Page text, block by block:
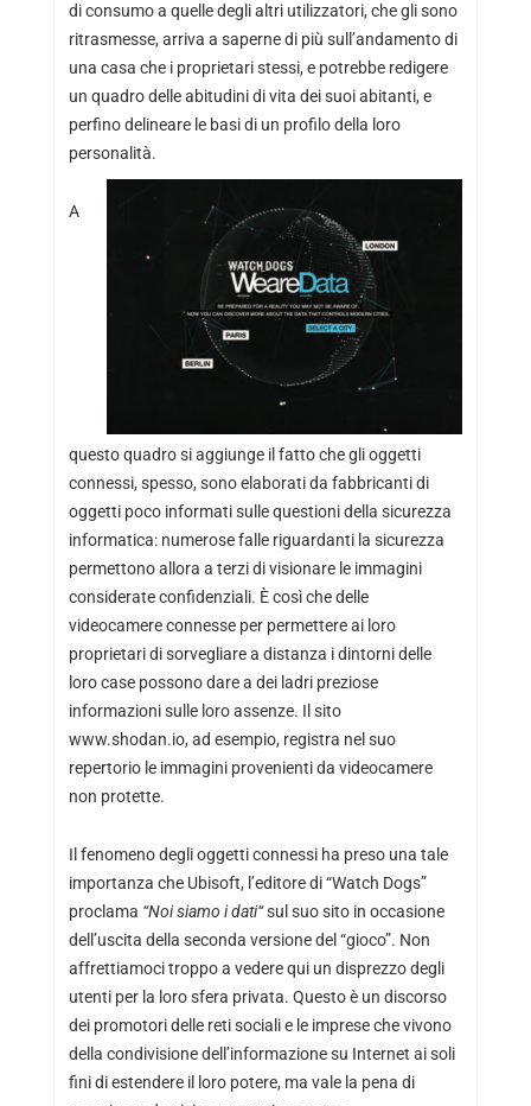
di consumo a quelle degli altri utilizzatori, che gli sono
ritrasmesse, arriva a saperne di più sull’andamento di
una casa che i proprietari stessi, e potrebbe redigere
un quadro delle abitudini di vita dei suoi abitanti, e
perfino delineare le basi di un profilo della loro
personalità.
A
questo quadro si aggiunge il fatto che gli oggetti
connessi, spesso, sono elaborati da fabbricanti di
oggetti poco informati sulle questioni della sicurezza
informatica: numerose falle riguardanti la sicurezza
permettono allora a terzi di visionare le immagini
considerate confidenziali. È così che delle
videocamere connesse per permettere ai loro
proprietari di sorvegliare a distanza i dintorni delle
loro case possono dare a dei ladri preziose
informazioni sulle loro assenze. Il sito
www.shodan.io, ad esempio, registra nel suo
repertorio le immagini provenienti da videocamere
non protette.
Il fenomeno degli oggetti connessi ha preso una tale
importanza che Ubisoft, l’editore di “Watch Dogs”
proclama “Noi siamo i dati“sul suo sito in occasione
dell’uscita della seconda versione del “gioco”. Non
affrettiamoci troppo a vedere qui un disprezzo degli
utenti per la loro sfera privata. Questo è un discorso
dei promotori delle reti sociali e le imprese che vivono
della condivisione dell’informazione su Internet ai soli
fini di estendere il loro potere, ma vale la pena di